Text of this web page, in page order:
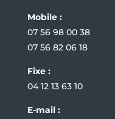
Mobile :
07 56 98 00 38
07 56 82 06 18
Fixe :
04 12 13 63 10
E-mail :